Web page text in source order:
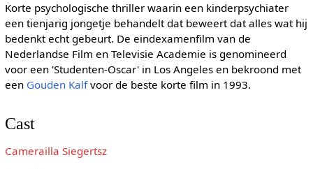
Korte psychologische thriller waarin een kinderpsychiater
een tienjarig jongetje behandelt dat beweert dat alles wat hij
bedenkt echt gebeurt. De eindexamenfilm van de
Nederlandse Film en Televisie Academie is genomineerd
voor een 'Studenten-Oscar' in Los Angeles en bekroond met
een Gouden Kalfvoor de beste korte film in 1993.
Cast
Camerailla Siegertsz